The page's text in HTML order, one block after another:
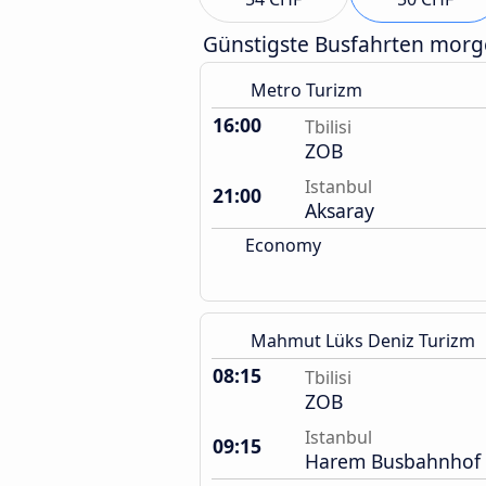
Günstigste Busfahrten
Metro Turizm
16:00 Tbilisi
ZOB
21:00
Istanbul
Aksaray
Economy
Mahmut Lüks Deniz Turizm
08:15 Tbilisi
ZOB
09:15
Istanbul
Harem Busbahnhof